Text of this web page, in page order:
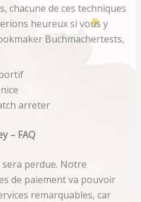
chacune de ces techniques
heureux si vous y
Buchmachertests,
arreter
– FAQ
perdue. Notre
de paiement va pouvoir
remarquables, car